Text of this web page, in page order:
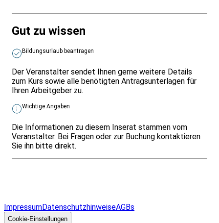
Gut zu wissen
Bildungsurlaub beantragen
Der Veranstalter sendet Ihnen gerne weitere Details
zum Kurs sowie alle benötigten Antragsunterlagen für
Ihren Arbeitgeber zu.
Wichtige Angaben
Die Informationen zu diesem Inserat stammen vom
Veranstalter. Bei Fragen oder zur Buchung kontaktieren
Sie ihn bitte direkt.
ImpressumDatenschutzhinweiseAGBs
Cookie-Einstellungen